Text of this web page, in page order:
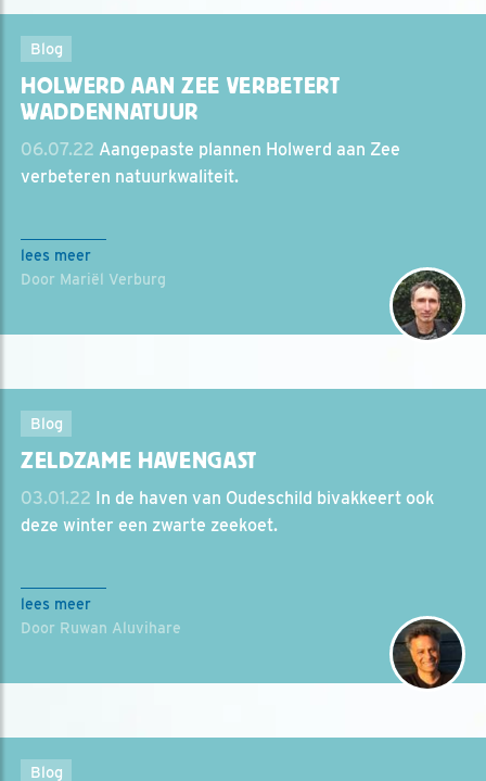
Blog
HOLWERD AAN ZEE VERBETERT
WADDENNATUUR
06.07.22 Aangepaste plannen Holwerd aan Zee
verbeteren natuurkwaliteit.
lees meer
Door Mariël Verburg
Blog
ZELDZAME HAVENGAST
03.01.22 In de haven van Oudeschild bivakkeert ook
deze winter een zwarte zeekoet.
lees meer
Door Ruwan Aluvihare
Blog